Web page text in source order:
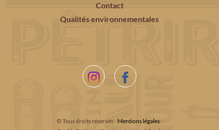
Contact
Qualités environnementales
© Tous droits réservés - Mentions légales-